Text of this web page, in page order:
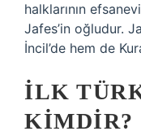
halklarının
Jafes’in oğludur.
İncil’de hem de
İLK
KIMDIR?